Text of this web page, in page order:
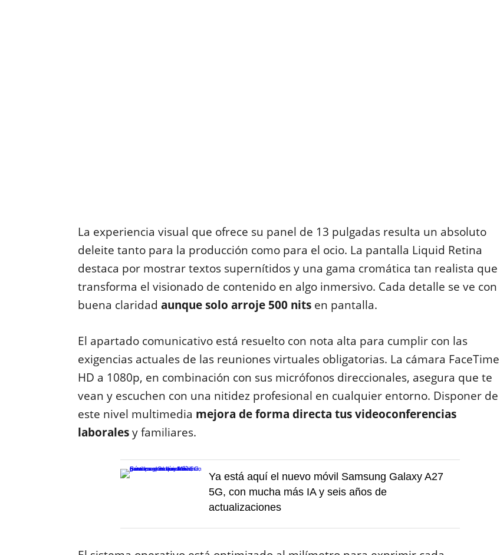
La experiencia visual que ofrece su panel de 13 pulgadas resulta un absoluto
deleite tanto para la producción como para el ocio. La pantalla Liquid Retina
destaca por mostrar textos supernítidos y una gama cromática tan realista que
transforma el visionado de contenido en algo inmersivo. Cada detalle se ve con
buena claridad aunque solo arroje 500 nitsen pantalla.
El apartado comunicativo está resuelto con nota alta para cumplir con las
exigencias actuales de las reuniones virtuales obligatorias. La cámara FaceTime
HD a 1080p, en combinación con sus micrófonos direccionales, asegura que te
vean y escuchen con una nitidez profesional en cualquier entorno. Disponer de
este nivel multimedia mejora de forma directa tus videoconferencias
laboralesy familiares.
Ya está aquí el nuevo móvil Samsung Galaxy A27
5G, con mucha más IA y seis años de
actualizaciones